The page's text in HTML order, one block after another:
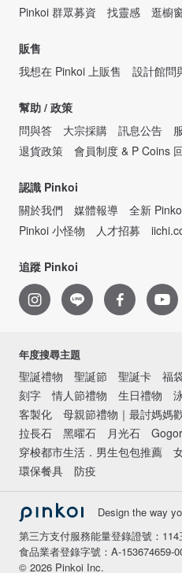
Pinkoi 群眾募資
找靈感 逛櫥
販售
我想在 Pinkoi 上販售
設計館問
幫助 / 政策
問與答
大宗採購 訊息公告
退貨政策
會員制度 & P Coins
認識 Pinkoi
關於我們
媒體報導 全新
Pinkoi 小怪物
人才招募
追蹤 Pinkoi
年度搜尋主題
聖誕禮物 聖誕節 聖誕卡 福
刻字
情人節禮物 生日禮物
客製化
母親節禮物｜最討媽媽
拉長石
黑曜石 月光石
穿梭都市生活．男生包包推薦
環保餐具
防疫
Design the way
第三方支付服務能量登錄證號：114
食品業者登錄字號：A-153674659-
© 2026 Pinkoi Inc.